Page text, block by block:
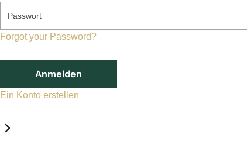
Passwort
Forgot your Password?
Anmelden
Ein Konto erstellen